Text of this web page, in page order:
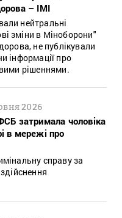
– ІМІ
нейтральні
зміни в Міноборони"
не публікували
інформації про
рішеннями.
2026
затримала чоловіка
в мережі про
справу за